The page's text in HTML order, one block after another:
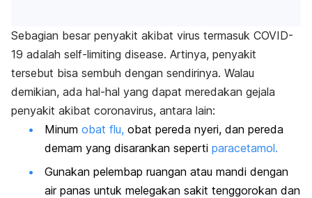
Sebagian besar penyakit akibat virus termasuk COVID-
19 adalah self-limiting disease. Artinya, penyakit
tersebut bisa sembuh dengan sendirinya. Walau
demikian, ada hal-hal yang dapat meredakan gejala
penyakit akibat coronavirus, antara lain:
Minum obat flu, obat pereda nyeri, dan pereda
demam yang disarankan seperti paracetamol.
Gunakan pelembap ruangan atau mandi dengan
air panas untuk melegakan sakit tenggorokan dan